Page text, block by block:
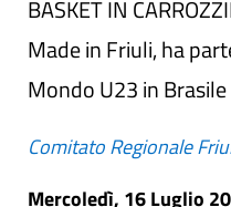
BASKET IN
Made in Friuli, ha
Mondo U23 in Brasile
Comitato Regionale
Mercoledì, 16 Luglio